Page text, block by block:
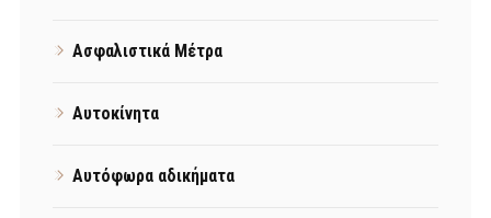
Ασφαλιστικά Μέτρα
Αυτοκίνητα
Αυτόφωρα αδικήματα